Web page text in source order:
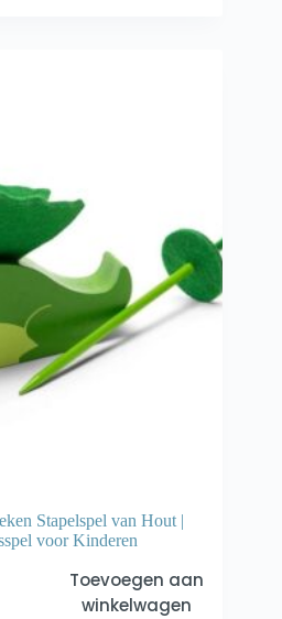
Stapelspel van Hout |
voor Kinderen
Toevoegen aan
winkelwagen